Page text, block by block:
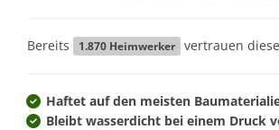
Bereits 1.870 Heimwerker vertrauen
Haftet auf den meisten
Bleibt wasserdicht bei einem Druck